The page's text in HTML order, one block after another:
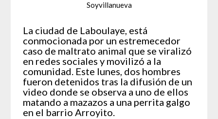
Soyvillanueva
La ciudad de Laboulaye, está
conmocionada por un estremecedor
caso de maltrato animal que se viralizó
en redes sociales y movilizó a la
comunidad. Este lunes, dos hombres
fueron detenidos tras la difusión de un
video donde se observa a uno de ellos
matando a mazazos a una perrita galgo
en el barrio Arroyito.